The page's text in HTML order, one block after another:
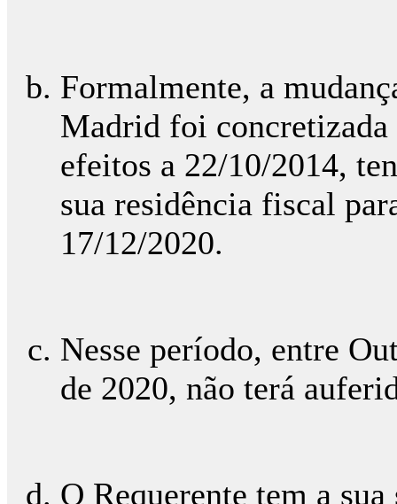
Formalmente, a
Madrid foi concretizada
efeitos a 22/10/2014,
sua residência fiscal
17/12/2020.
Nesse período, entre
de 2020, não terá
O Requerente tem a